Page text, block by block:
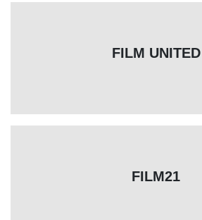
FILM UNITED
FILM21